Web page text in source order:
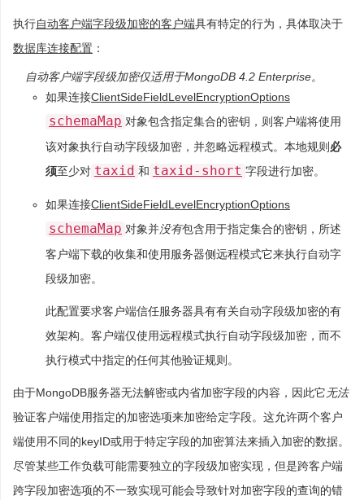
执行自动客户端字段级加密的客户端具有特定的行为，具体取决于
数据库连接配置 ：
自动客户端字段级加密仅适用于MongoDB 4.2 Enterprise。
如果连接ClientSideFieldLevelEncryptionOptions
schemaMap 对象包含指定集合的​​密钥，则客户端将使用
该对象执行自动字段级加密，并忽略远程模式。本地规则 必
须至少对 taxid 和 taxid-short 字段进行加密。
如果连接ClientSideFieldLevelEncryptionOptions
schemaMap 对象并没有包含用于指定集合的密钥，所述
客户端下载的收集和使用服务器侧远程模式它来执行自动字
段级加密。
此配置要求客户端信任服务器具有有关自动字段级加密的有
效架构。客户端仅使用远程模式执行自动字段级加密，而不
执行模式中指定的任何其他验证规则。
由于MongoDB服务器无法解密或内省加密字段的内容，因此它无法
验证客户端使用指定的加密选项来加密给定字段。这允许两个客户
端使用不同的keyID或用于特定字段的加密算法来插入加密的数据。
尽管某些工作负载可能需要独立的字段级加密实现，但是跨客户端
跨字段加密选项的不一致实现可能会导致针对加密字段的查询的错